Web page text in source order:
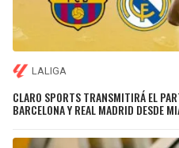
LALIGA
CLARO SPORTS TRANSMITIRÁ EL
BARCELONA Y REAL MADRID DESDE